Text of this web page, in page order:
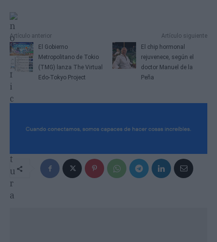
Artículo anterior
El Gobierno
Metropolitano de Tokio
(TMG) lanza The Virtual
Edo-Tokyo Project
Artículo siguiente
El chip hormonal
rejuvenece, según el
doctor Manuel de la
Peña